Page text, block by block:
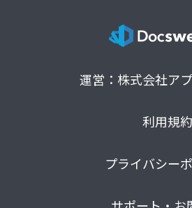
運営：株式会社ア
利用規約
プライバシー